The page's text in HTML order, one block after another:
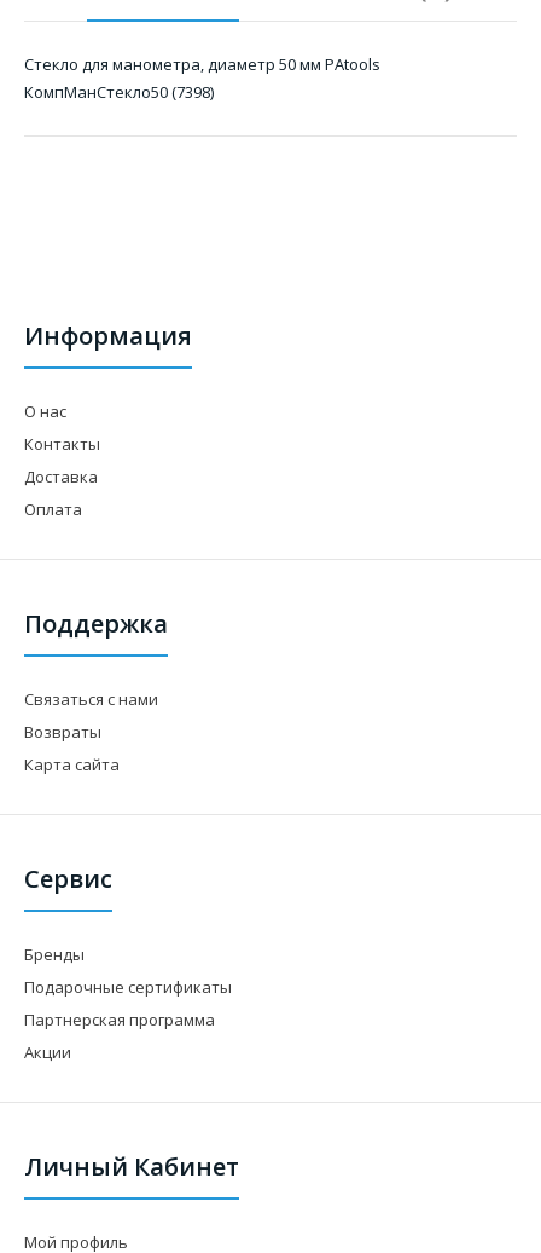
Стекло для манометра, диаметр 50 мм PAtools
КомпМанСтекло50 (7398)
Информация
О нас
Контакты
Доставка
Оплата
Поддержка
Связаться с нами
Возвраты
Карта сайта
Сервис
Бренды
Подарочные сертификаты
Партнерская программа
Акции
Личный Кабинет
Мой профиль